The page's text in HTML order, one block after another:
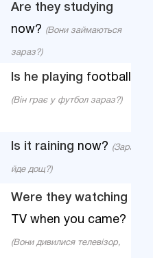
Are they studying
now? (Вони займаються
зараз?)
Is he playing football?
(Він грає у футбол зараз?)
Is it raining now? (Зараз
йде дощ?)
Were they watching
TV when you came?
(Вони дивилися телевізор,